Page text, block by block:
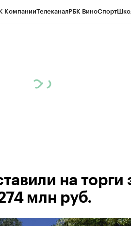
КомпанииТелеканалРБК ВиноСпорт
на торги
млн руб.